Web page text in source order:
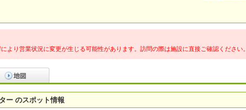
より営業状況に変更が生じる可能性があります。訪問の際は施設に直接ご確認ください。
ー のスポット情報